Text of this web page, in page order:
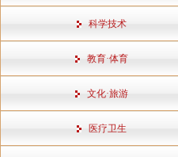
科学技术
教育·体育
文化·旅游
医疗卫生